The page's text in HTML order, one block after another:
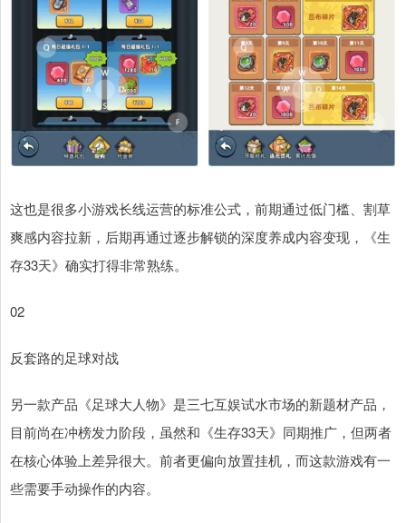
这也是很多小游戏长线运营的标准公式，前期通过低门槛、割草
爽感内容拉新，后期再通过逐步解锁的深度养成内容变现，《生
存33天》确实打得非常熟练。
02
反套路的足球对战
另一款产品《足球大人物》是三七互娱试水市场的新题材产品，
目前尚在冲榜发力阶段，虽然和《生存33天》同期推广，但两者
在核心体验上差异很大。前者更偏向放置挂机，而这款游戏有一
些需要手动操作的内容。